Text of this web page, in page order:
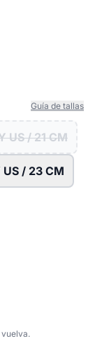
Guía de tallas
US / 21 CM
/ 23 CM
vuelva.